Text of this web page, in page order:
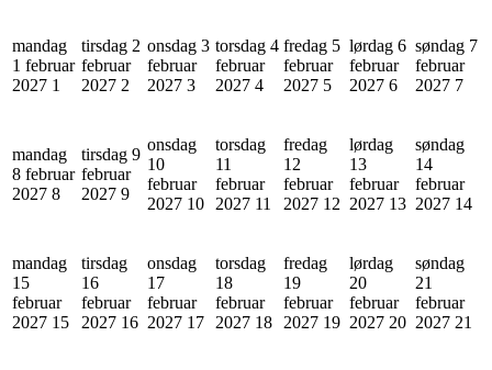
mandag
1 februar
2027 1
tirsdag 2
februar
2027 2
onsdag 3
februar
2027 3
torsdag 4
februar
2027 4
fredag 5
februar
2027 5
lørdag 6
februar
2027 6
søndag 7
februar
2027 7
mandag
8 februar
2027 8
tirsdag 9
februar
2027 9
onsdag
10
februar
2027 10
torsdag
11
februar
2027 11
fredag
12
februar
2027 12
lørdag
13
februar
2027 13
søndag
14
februar
2027 14
mandag
15
februar
2027 15
tirsdag
16
februar
2027 16
onsdag
17
februar
2027 17
torsdag
18
februar
2027 18
fredag
19
februar
2027 19
lørdag
20
februar
2027 20
søndag
21
februar
2027 21